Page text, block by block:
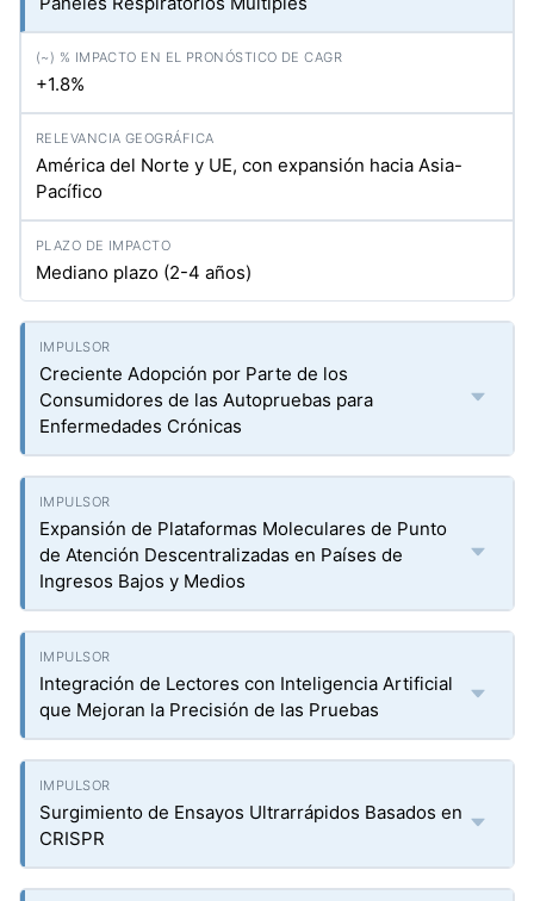
+1.8%
América del Norte y UE, con expansión hacia Asia-
Pacífico
Mediano plazo (2-4 años)
Creciente Adopción por Parte de los
Consumidores de las Autopruebas para
Enfermedades Crónicas
Expansión de Plataformas Moleculares de Punto
de Atención Descentralizadas en Países de
Ingresos Bajos y Medios
Integración de Lectores con Inteligencia Artificial
que Mejoran la Precisión de las Pruebas
Surgimiento de Ensayos Ultrarrápidos Basados en
CRISPR